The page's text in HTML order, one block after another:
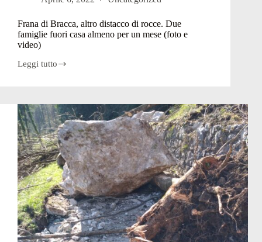
Frana di Bracca, altro distacco di rocce. Due
famiglie fuori casa almeno per un mese (foto e
video)
Leggi tutto
Frana
distacco
di
rocce.
Due
famiglie
fuori
casa
almeno
per
un
mese
(foto
e
video)